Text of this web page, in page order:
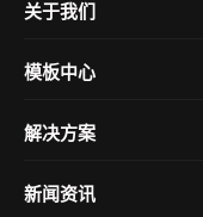
关于我们
公司介绍
模板中心
模板展示
解决方案
新闻资讯